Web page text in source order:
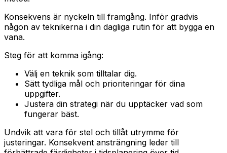
Konsekvens är nyckeln till framgång. Inför gradvis
någon av teknikerna i din dagliga rutin för att bygga en
vana.
Steg för att komma igång:
Välj en teknik som tilltalar dig.
Sätt tydliga mål och prioriteringar för dina
uppgifter.
Justera din strategi när du upptäcker vad som
fungerar bäst.
Undvik att vara för stel och tillåt utrymme för
justeringar. Konsekvent ansträngning leder till